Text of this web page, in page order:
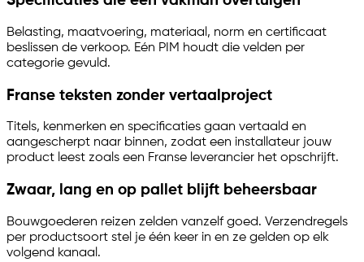
Belasting, maatvoering, materiaal, norm en certificaat
beslissen de verkoop. Eén PIM houdt die velden per
categorie gevuld.
Franse teksten zonder vertaalproject
Titels, kenmerken en specificaties gaan vertaald en
aangescherpt naar binnen, zodat een installateur jouw
product leest zoals een Franse leverancier het opschrijft.
Zwaar, lang en op pallet blijft beheersbaar
Bouwgoederen reizen zelden vanzelf goed. Verzendregels
per productsoort stel je één keer in en ze gelden op elk
volgend kanaal.